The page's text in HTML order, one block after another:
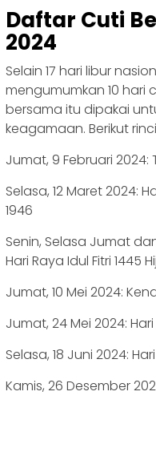
Daftar Cuti
2024
Selain 17 hari libur
mengumumkan 10 hari
bersama itu dipakai
keagamaan. Berikut
Jumat, 9 Februari 2024:
Selasa, 12 Maret 2024:
1946
Senin, Selasa Jumat
Hari Raya Idul Fitri 1445
Jumat, 10 Mei 2024:
Jumat, 24 Mei 2024:
Selasa, 18 Juni 2024:
Kamis, 26 Desember